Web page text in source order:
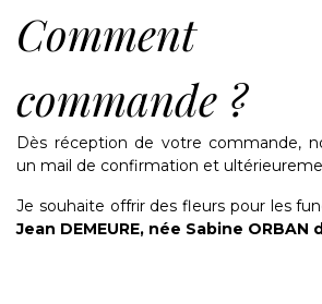
Comment
commande ?
Dès réception de votre commande,
un mail de confirmation et
Je souhaite offrir des fleurs pour les
Jean DEMEURE, née Sabine ORBAN